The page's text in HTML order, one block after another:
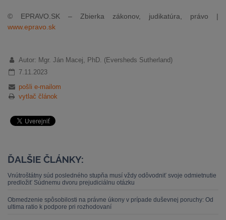
© EPRAVO.SK – Zbierka zákonov, judikatúra, právo |
www.epravo.sk
Autor: Mgr. Ján Macej, PhD. (Eversheds Sutherland)
7.11.2023
pošli e-mailom
vytlač článok
ĎALŠIE ČLÁNKY:
Vnútroštátny súd posledného stupňa musí vždy odôvodniť svoje odmietnutie
predložiť Súdnemu dvoru prejudiciálnu otázku
Obmedzenie spôsobilosti na právne úkony v prípade duševnej poruchy: Od
ultima ratio k podpore pri rozhodovaní